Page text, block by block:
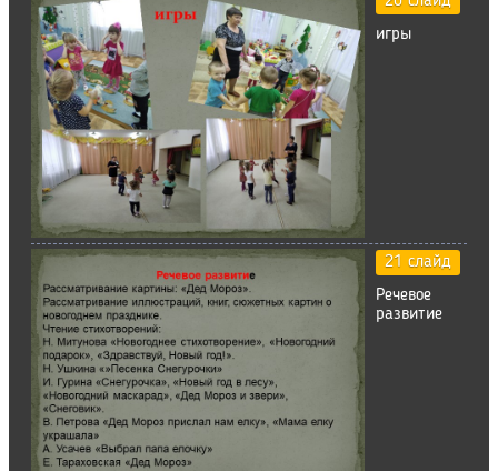
игры
21 слайд
Речевое
развитие